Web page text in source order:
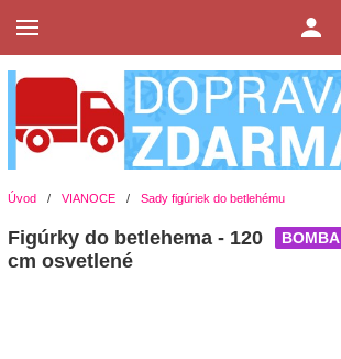
Úvod / VIANOCE / Sady figúriek do betlehému
BOMBA
Figúrky do betlehema - 120
cm osvetlené